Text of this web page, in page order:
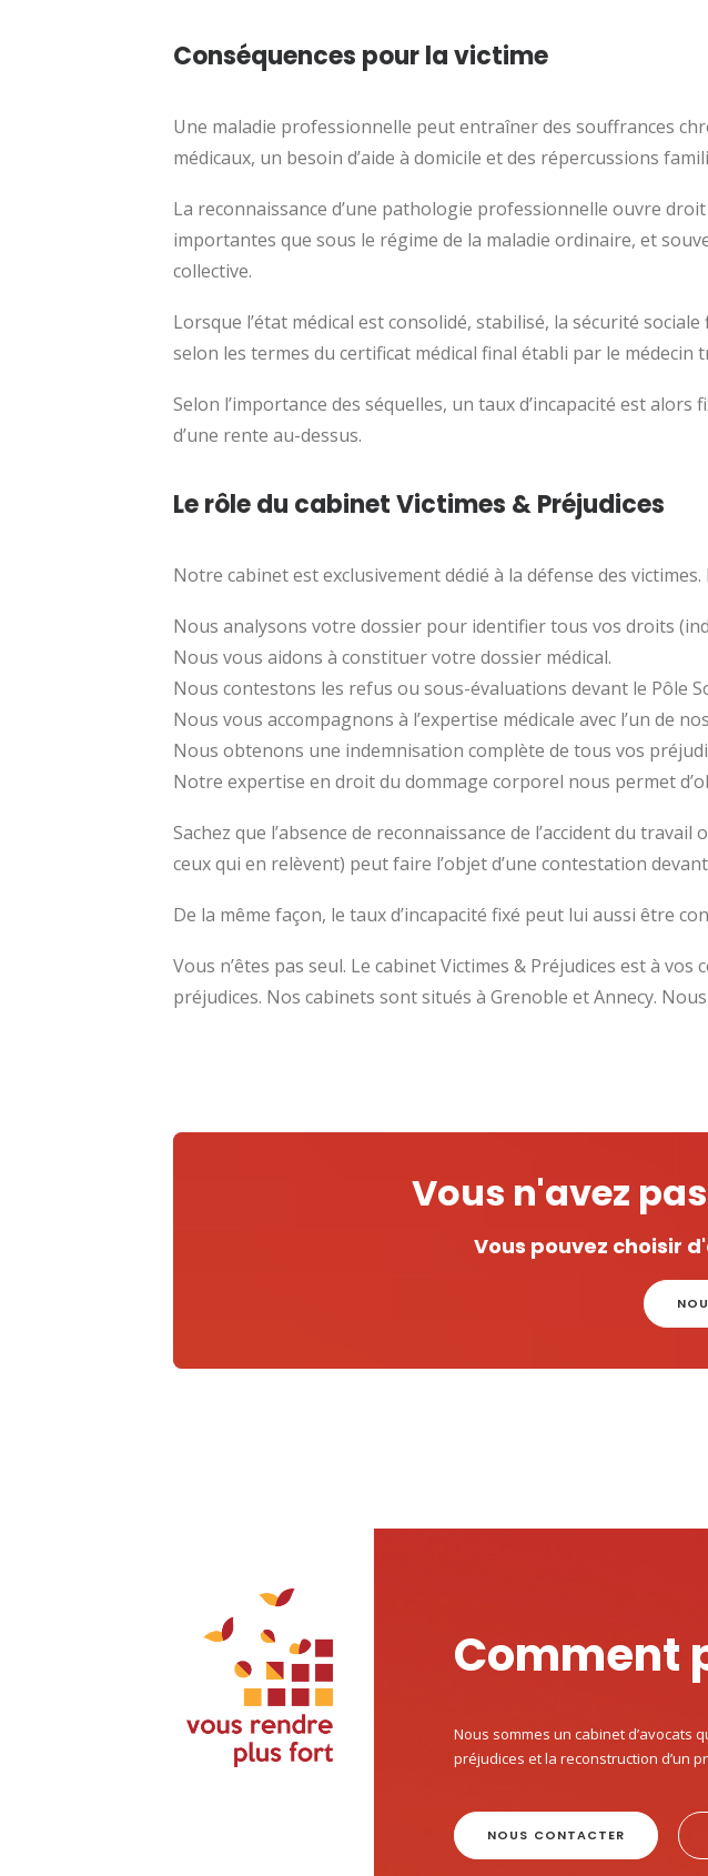
Conséquences pour la victime
Une maladie professionnelle peut entraîner des souffrances
médicaux, un besoin d’aide à domicile et des répercussions
La reconnaissance d’une pathologie professionnelle ouvre
importantes que sous le régime de la maladie ordinaire, et
collective.
Lorsque l’état médical est consolidé, stabilisé, la sécurité
selon les termes du certificat médical final établi par le médecin
Selon l’importance des séquelles, un taux d’incapacité est
d’une rente au-dessus.
Le rôle du cabinet Victimes & Préjudices
Notre cabinet est exclusivement dédié à la défense des
Nous analysons votre dossier pour identifier tous vos droits
Nous vous aidons à constituer votre dossier médical.
Nous contestons les refus ou sous-évaluations devant le Pôle
Nous vous accompagnons à l’expertise médicale avec l’un de
Nous obtenons une indemnisation complète de tous vos
Notre expertise en droit du dommage corporel nous permet
Sachez que l’absence de reconnaissance de l’accident du
ceux qui en relèvent) peut faire l’objet d’une contestation
De la même façon, le taux d’incapacité fixé peut lui aussi être
Vous n’êtes pas seul. Le cabinet Victimes & Préjudices est à
préjudices. Nos cabinets sont situés à Grenoble et Annecy.
Vous n'avez
Vous pouvez choisir
Comment
Nous sommes un cabinet d’avocats
préjudices et la reconstruction d’un
NOUS CONTACTER